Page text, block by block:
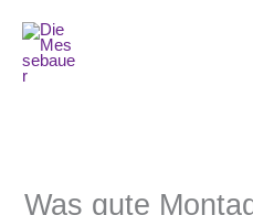
Inhalt
springen
Was gute